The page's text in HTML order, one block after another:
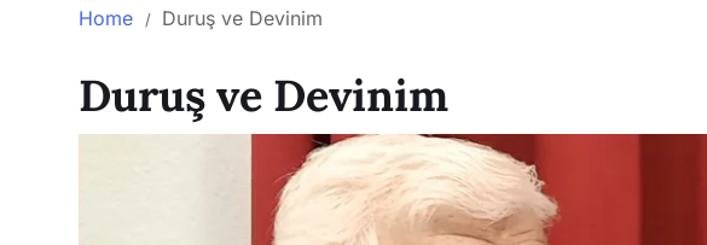
Home Duruş ve Devinim
Duruş ve Devinim